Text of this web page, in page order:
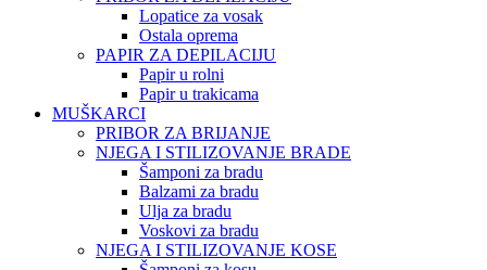
Lopatice za vosak
Ostala oprema
PAPIR ZA DEPILACIJU
Papir u rolni
Papir u trakicama
MUŠKARCI
PRIBOR ZA BRIJANJE
NJEGA I STILIZOVANJE BRADE
Šamponi za bradu
Balzami za bradu
Ulja za bradu
Voskovi za bradu
NJEGA I STILIZOVANJE KOSE